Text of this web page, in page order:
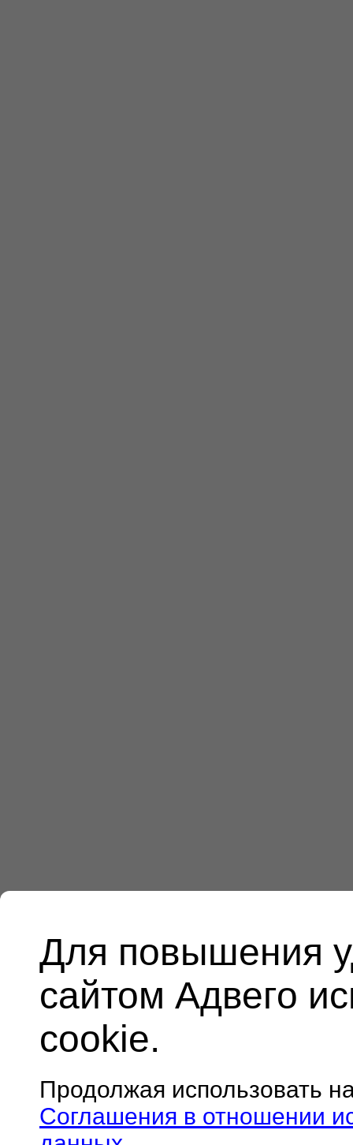
Для повышения
сайтом Адвего
cookie.
Продолжая использовать
Соглашения в отношении